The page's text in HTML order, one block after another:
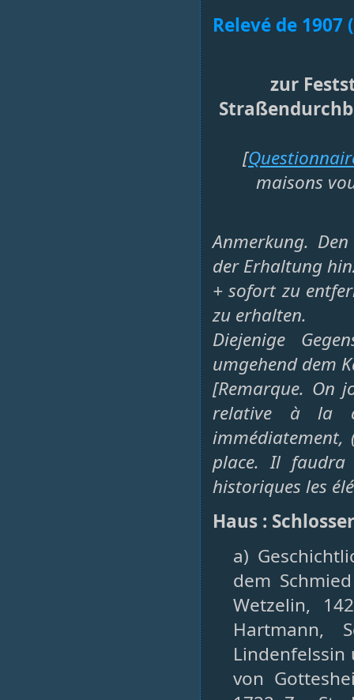
Relevé de 1907
zur
[
maisons
Anmerkung.
der Erhaltung
+ sofort zu
zu erhalten.
Diejenige
umgehend dem
[Remarque. On
relative à la
immédiatement,
place. Il faudra
historiques les
Haus :
a)
dem
Wetzelin,
Hartmann,
Lindenfelssin
von